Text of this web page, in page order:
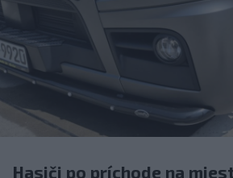
Hasiči po príchode na